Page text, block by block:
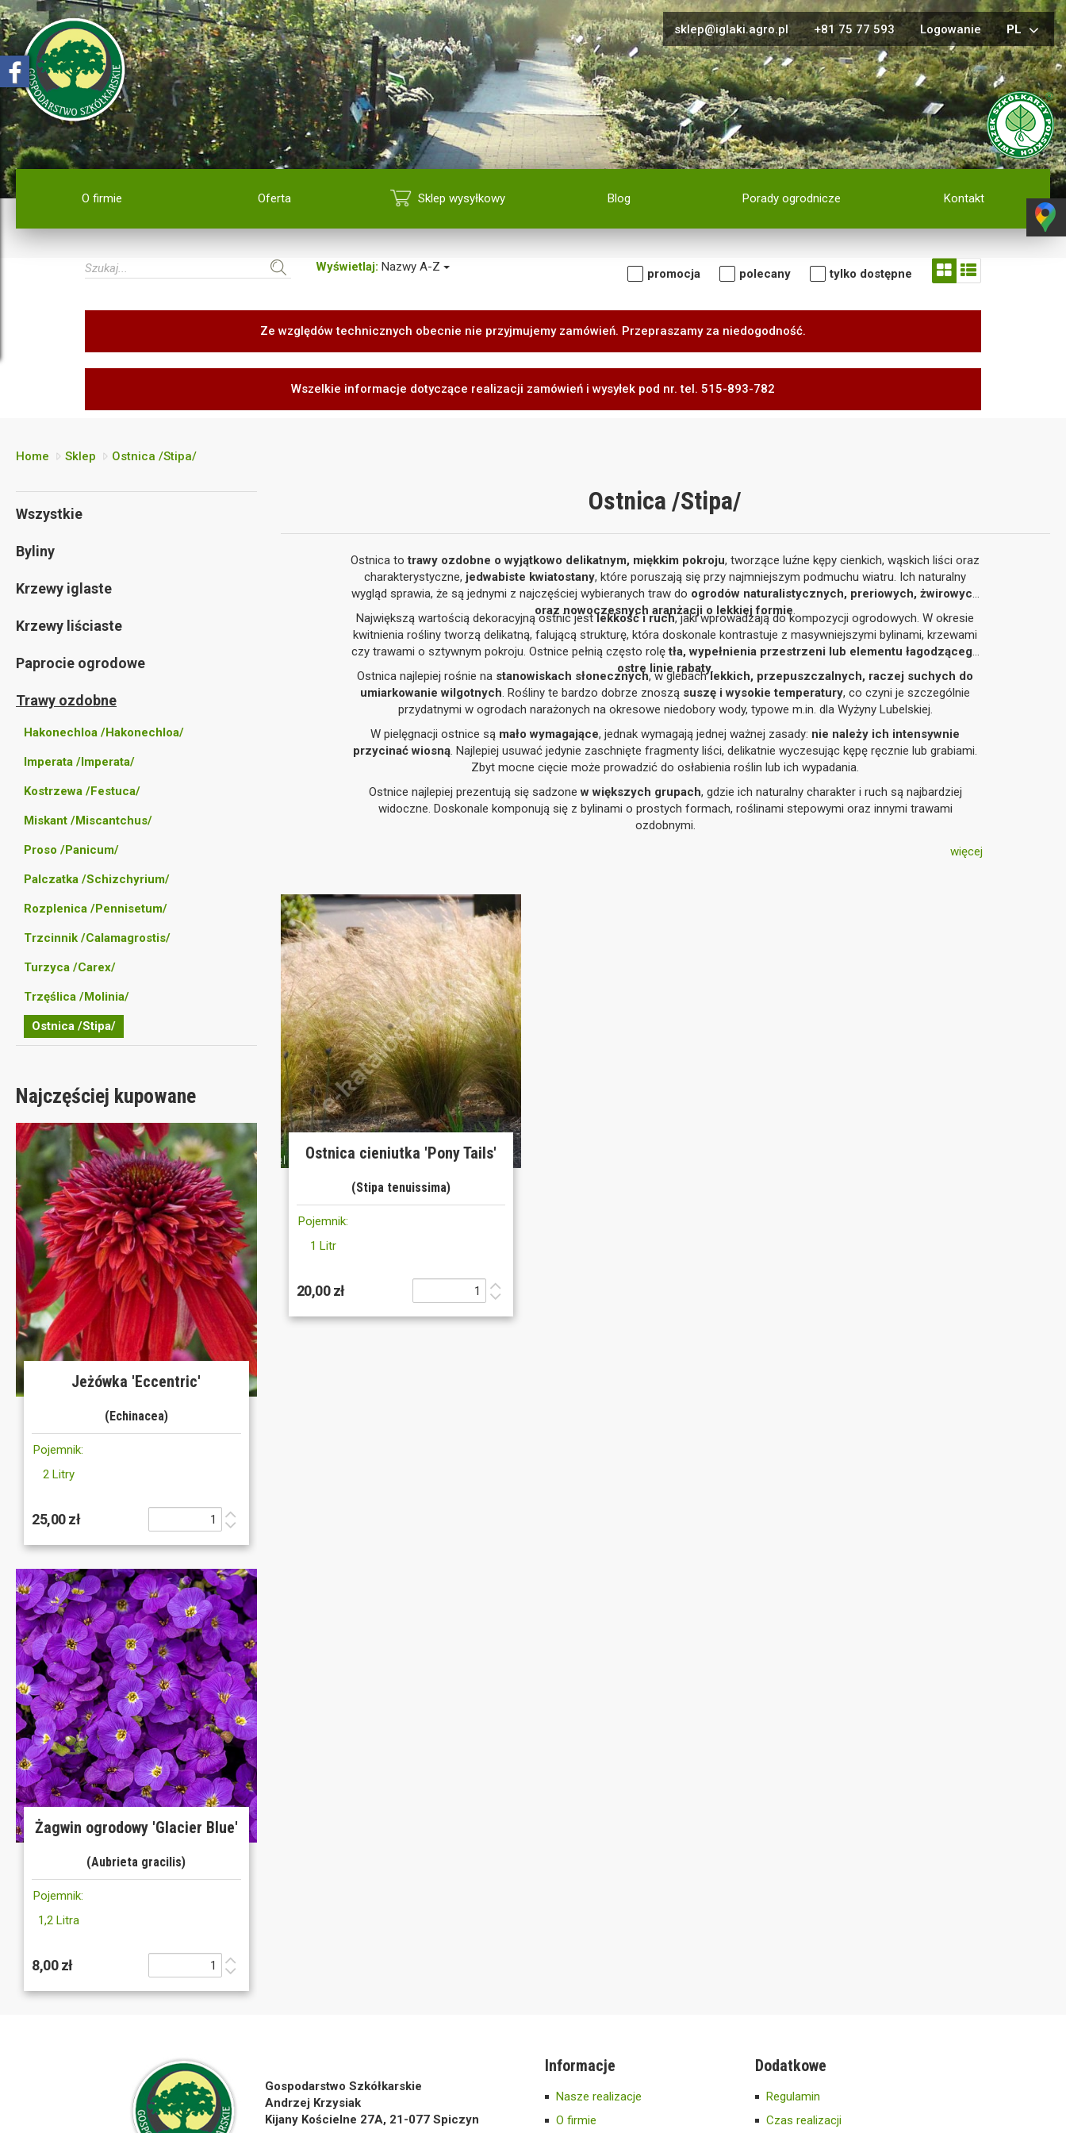
sklep@iglaki.agro.pl +81 75 77 593 Logowanie PL
O firmie Oferta Sklep wysyłkowy Blog Porady ogrodnicze Kontakt
Wyświetlaj: Nazwy A-Z promocja polecany tylko dostępne
Ze względów technicznych obecnie nie przyjmujemy zamówień. Przepraszamy za niedogodność.
Wszelkie informacje dotyczące realizacji zamówień i wysyłek pod nr. tel. 515-893-782
Home Sklep Ostnica /Stipa/
Wszystkie
Byliny
Krzewy iglaste
Krzewy liściaste
Paprocie ogrodowe
Trawy ozdobne
Hakonechloa /Hakonechloa/
Imperata /Imperata/
Kostrzewa /Festuca/
Miskant /Miscantchus/
Proso /Panicum/
Palczatka /Schizchyrium/
Rozplenica /Pennisetum/
Trzcinnik /Calamagrostis/
Turzyca /Carex/
Trzęślica /Molinia/
Ostnica /Stipa/
Najczęściej kupowane
Jeżówka 'Eccentric'
(Echinacea)
Pojemnik:
2 Litry
25,00 zł
Żagwin ogrodowy 'Glacier Blue'
(Aubrieta gracilis)
Pojemnik:
1,2 Litra
8,00 zł
Ostnica /Stipa/
Ostnica totrawy ozdobne o wyjątkowo delikatnym, miękkim pokroju, tworzące luźne kępy cienkich, wąskich liści oraz
charakterystyczne, jedwabiste kwiatostany, które poruszają się przy najmniejszym podmuchu wiatru. Ich naturalny
wygląd sprawia, że są jednymi z najczęściej wybieranych traw do ogrodów naturalistycznych, preriowych, żwirowych
oraz nowoczesnych aranżacji o lekkiej formie.
Największą wartością dekoracyjną ostnic jestlekkość i ruch, jaki wprowadzają do kompozycji ogrodowych. W okresie
kwitnienia rośliny tworzą delikatną, falującą strukturę, która doskonale kontrastuje z masywniejszymi bylinami, krzewami
czy trawami o sztywnym pokroju. Ostnice pełnią często rolętła, wypełnienia przestrzeni lub elementu łagodzącego
ostre linie rabaty.
Ostnica najlepiej rośnie na stanowiskach słonecznych, w glebachlekkich, przepuszczalnych, raczej suchych do
umiarkowanie wilgotnych. Rośliny te bardzo dobrze znoszą suszę i wysokie temperatury, co czyni je szczególnie
przydatnymi w ogrodach narażonych na okresowe niedobory wody, typowe m.in. dla Wyżyny Lubelskiej.
W pielęgnacji ostnice są mało wymagające, jednak wymagają jednej ważnej zasady: nie należy ich intensywnie
przycinać wiosną. Najlepiej usuwać jedynie zaschnięte fragmenty liści, delikatnie wyczesując kępę ręcznie lub grabiami.
Zbyt mocne cięcie może prowadzić do osłabienia roślin lub ich wypadania.
Ostnice najlepiej prezentują się sadzonew większych grupach, gdzie ich naturalny charakter i ruch są najbardziej
widoczne. Doskonale komponują się z bylinami o prostych formach, roślinami stepowymi oraz innymi trawami
ozdobnymi.
więcej
Ostnica cieniutka 'Pony Tails'
(Stipa tenuissima)
Pojemnik:
1 Litr
20,00 zł
Gospodarstwo Szkółkarskie
Andrzej Krzysiak
Kijany Kościelne 27A, 21-077 Spiczyn
Informacje
Nasze realizacje
O firmie
Dodatkowe
Regulamin
Czas realizacji